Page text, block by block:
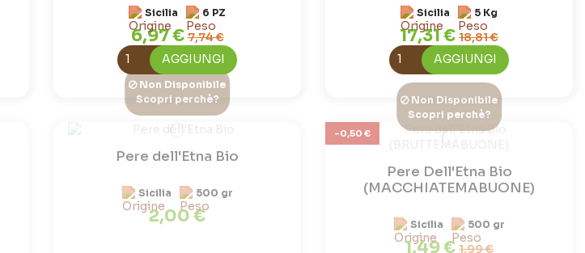
Sicilia 6 PZ
6,97 €7,74 €
AGGIUNGI
Sicilia 5 Kg
17,31 € 18,81 €
AGGIUNGI
Non Disponibile
Scopri perchè?
Pere dell'Etna Bio
Sicilia 500 gr
2,00 €
-0,50 €
Non Disponibile
Scopri perchè?
Pere Dell'Etna Bio
(MACCHIATEMABUONE)
Sicilia 500 gr
1,49 € 1,99 €